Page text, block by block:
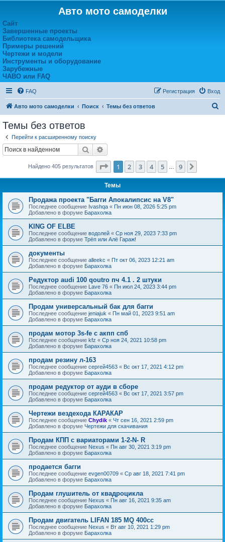
Авто мото самоделки
Сайт
Завершенные проекты
Библиотека самодельщика
Примеры решений
Чертежи и модели
Инструменты и оборудование
Зарубежные
ЧАВО или FAQ
FAQ Вход
Регистрация
Авто мото самоделки Поиск Темы без ответов
Темы без ответов
Перейти к расширенному поиску
Поиск
Найдено 405 результатов Страница из
1 2 3 4 5 9
Темы
Продажа проекта "Багги Апокалипсис на V8"
Последнее сообщение Ivashqa « Пн июн 08, 2026 5:25 pm
Добавлено в форуме Барахолка
KING OF ELBE
Последнее сообщение водолей « Ср ноя 29, 2023 7:33 pm
Добавлено в форуме Трёп или Алё Гараж!
документы
Последнее сообщение alleekc « Пт окт 06, 2023 12:21 am
Добавлено в форуме Барахолка
Редуктор audi 100 qoutro пч 4.1 . 2 штуки
Последнее сообщение Lave 76 « Пн июл 24, 2023 3:44 pm
Добавлено в форуме Барахолка
Продам универсальный бак для багги
Последнее сообщение jeniajuk « Пн май 01, 2023 9:51 am
Добавлено в форуме Барахолка
продам мотор 3s-fe c акпп спб
Последнее сообщение kfz « Ср ноя 24, 2021 10:58 pm
Добавлено в форуме Барахолка
продам резину л-163
Последнее сообщение сергей4563 « Вс окт 17, 2021 4:12 pm
Добавлено в форуме Барахолка
продам редуктор от ауди в сборе
Последнее сообщение сергей4563 « Вс окт 17, 2021 3:57 pm
Добавлено в форуме Барахолка
Чертежи вездехода КАРАКАР
Последнее сообщение Chydik « Чт сен 16, 2021 2:59 pm
Добавлено в форуме Чертежи для скачивания
Продам КПП с вариаторами 1-2-N- R
Последнее сообщение Nexus « Пн авг 30, 2021 3:19 pm
Добавлено в форуме Барахолка
продается багги
Последнее сообщение evgen00709 « Ср авг 18, 2021 7:41 pm
Добавлено в форуме Барахолка
Продам глушитель от квадроцикла
Последнее сообщение Nexus « Пн авг 16, 2021 9:35 am
Добавлено в форуме Барахолка
Продам двигатель LIFAN 185 MQ 400cc
Последнее сообщение Nexus « Вт авг 10, 2021 1:29 pm
Добавлено в форуме Барахолка